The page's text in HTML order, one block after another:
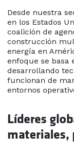
Desde nuestra
en los Estados
coalición de
construcción
energía en
enfoque se basa
desarrollando
funcionan de
entornos
Líderes
materiales,